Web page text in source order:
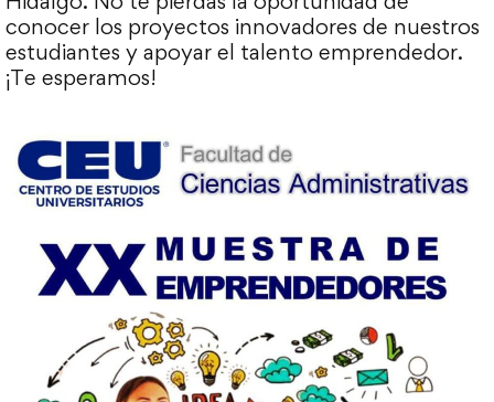
conocer los proyectos innovadores de nuestros
estudiantes y apoyar el talento emprendedor.
¡Te esperamos!